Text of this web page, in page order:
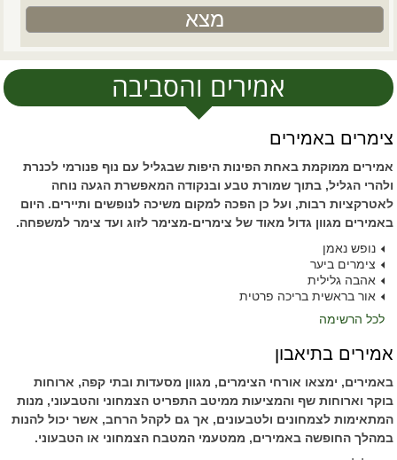
אמירים והסביבה
צימרים באמירים
אמירים ממוקמת באחת הפינות היפות שבגליל עם נוף פנורמי לכנרת
ולהרי הגליל, בתוך שמורת טבע ובנקודה המאפשרת הגעה נוחה
לאטרקציות רבות, ועל כן הפכה למקום משיכה לנופשים ותיירים. היום
באמירים מגוון גדול מאוד של צימרים-מצימר לזוג ועד צימר למשפחה.
נופש נאמן
צימרים ביער
אהבה גלילית
אור בראשית בריכה פרטית
לכל הרשימה
אמירים בתיאבון
באמירים, ימצאו אורחי הצימרים, מגוון מסעדות ובתי קפה, ארוחות
בוקר וארוחות שף והמציעות ממיטב התפריט הצמחוני והטבעוני, מנות
המתאימות לצמחונים ולטבעונים, אך גם לקהל הרחב, אשר יכול להנות
במהלך החופשה באמירים, ממטעמי המטבח הצמחוני או הטבעוני.